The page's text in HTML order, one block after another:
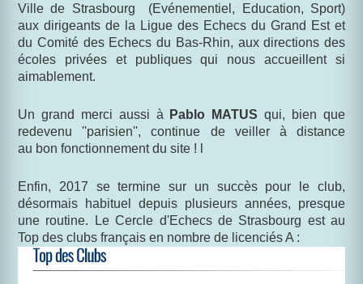
Ville de Strasbourg (Evénementiel, Education, Sport)
aux dirigeants de la Ligue des Echecs du Grand Est et
du Comité des Echecs du Bas-Rhin, aux directions des
écoles privées et publiques qui nous accueillent si
aimablement.
Un grand merci aussi à Pablo MATUS qui, bien que
redevenu ''parisien'', continue de veiller à distance
au bon fonctionnement du site ! l
Enfin, 2017 se termine sur un succès pour le club,
désormais habituel depuis plusieurs années, presque
une routine. Le Cercle d'Echecs de Strasbourg est au
Top des clubs français en nombre de licenciés A :